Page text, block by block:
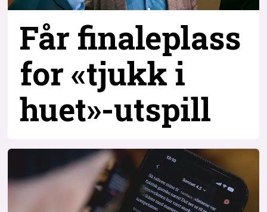
Får finaleplass
for «tjukk i
huet»-utspill